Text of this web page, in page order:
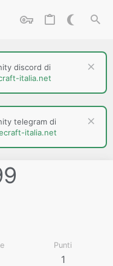
discord di
italia.net
telegram di
italia.net
Punti
1